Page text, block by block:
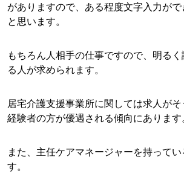
がありますので、ある程度文字入力が
と思います。
もちろん人相手の仕事ですので、明る
る人が求められます。
居宅介護支援事業所に関しては求人がそ
経験者の方が優遇される傾向にあります
また、主任ケアマネージャーを持って
す。